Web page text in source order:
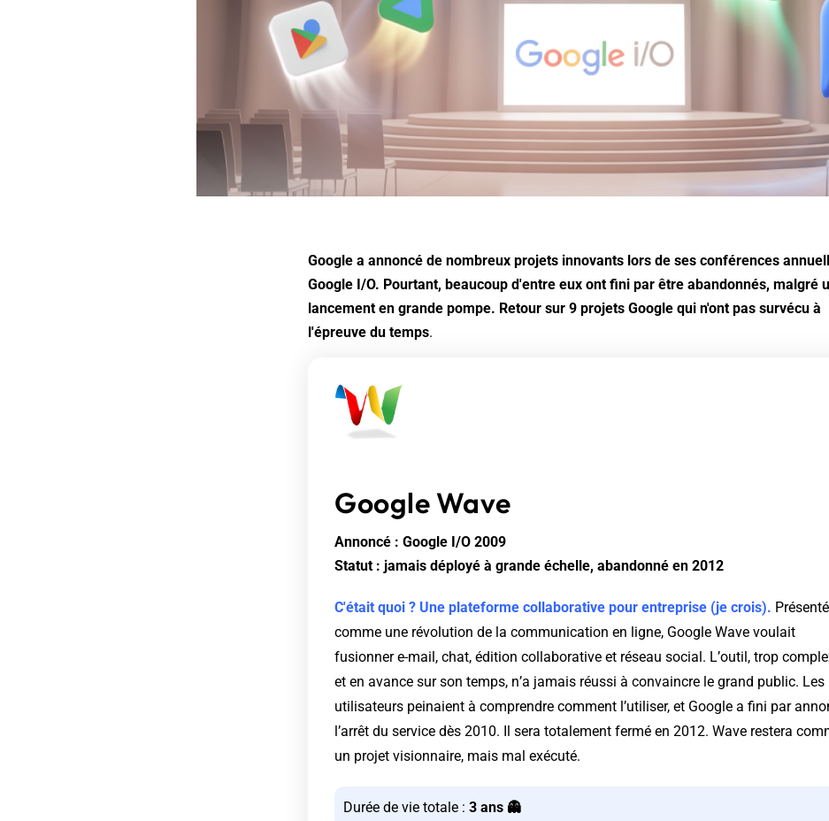
Google a annoncé de nombreux projets innovants lors de ses conférences
Google I/O. Pourtant, beaucoup d'entre eux ont fini par être abandonnés, malgré
lancement en grande pompe. Retour sur 9 projets Google qui n'ont pas survécu à
l'épreuve du temps.
Google Wave
Annoncé : Google I/O 2009
Statut : jamais déployé à grande échelle, abandonné en 2012
C'était quoi ? Une plateforme collaborative pour entreprise (je crois).
comme une révolution de la communication en ligne, Google Wave voulait
fusionner e-mail, chat, édition collaborative et réseau social. L’outil, trop
et en avance sur son temps, n’a jamais réussi à convaincre le grand public. Les
utilisateurs peinaient à comprendre comment l’utiliser, et Google a fini par
l’arrêt du service dès 2010. Il sera totalement fermé en 2012. Wave restera
un projet visionnaire, mais mal exécuté.
Durée de vie totale : 3 ans 👻